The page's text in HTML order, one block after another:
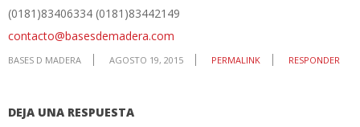
(0181)83406334 (0181)83442149
contacto@basesdemadera.com
BASES D MADERA AGOSTO 19, 2015 PERMALINK RESPONDER
DEJA UNA RESPUESTA